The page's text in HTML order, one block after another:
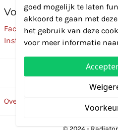
Volg Ons
Facebook
Instagram
Over ons
goed mogelijk te laten
akkoord te gaan met
het gebruik van deze
voor meer informatie